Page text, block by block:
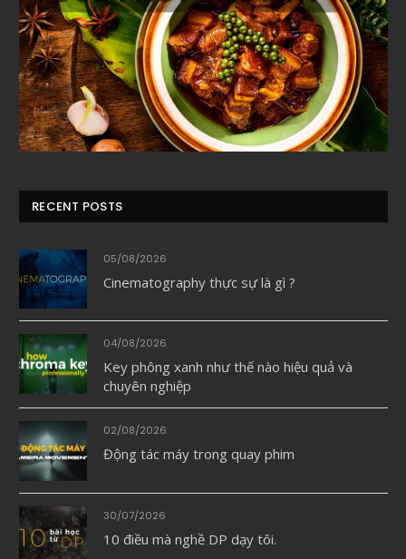
RECENT POSTS
05/08/2026
Cinematography thực sự là gì ?
04/08/2026
Key phông xanh như thế nào hiệu quả và
chuyên nghiệp
02/08/2026
Động tác máy trong quay phim
30/07/2026
10 điều mà nghề DP dạy tôi.